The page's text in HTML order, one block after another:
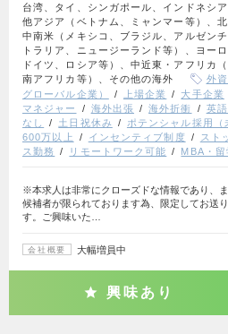
台湾、タイ、シンガポール、インドネシ
他アジア（ベトナム、ミャンマー等）、
中南米（メキシコ、ブラジル、アルゼン
トラリア、ニュージーランド等）、ヨー
ドイツ、ロシア等）、中近東・アフリカ
南アフリカ等）、その他の海外
外
グローバル企業）
上場企業 大手企業
マネジャー
海外出張 海外折衝 英
なし
土日祝休み ポテンシャル採用（
600万以上
インセンティブ制度 スト
ス勤務
リモートワーク可能 MBA・
※本求人は非常にクローズドな情報であり、
候補者が限られております為、限定してお送
す。ご興味いた…
会社概要 大幅増員中
興味あり